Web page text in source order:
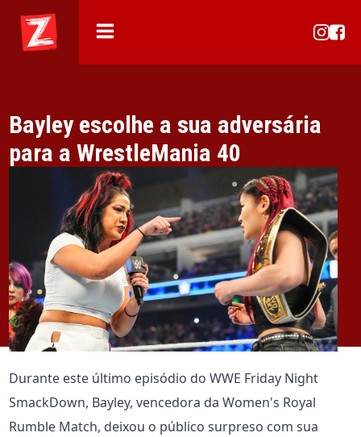
Bayley escolhe a sua adversária
para a WrestleMania 40
Durante este último episódio do WWE Friday Night
SmackDown, Bayley, vencedora da Women's Royal
Rumble Match, deixou o público surpreso com sua